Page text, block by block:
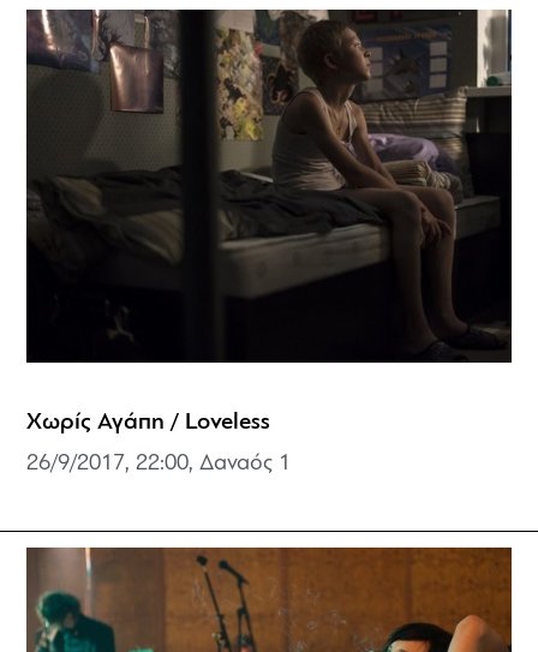
Χωρίς Αγάπη / Loveless
26/9/2017, 22:00, Δαναός 1